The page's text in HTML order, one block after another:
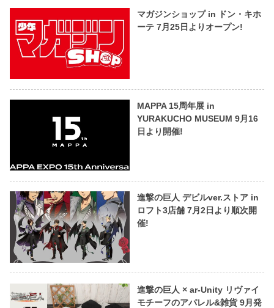
マガジンショップ in ドン・キホ
ーテ 7月25日よりオープン!
MAPPA 15周年展 in
YURAKUCHO MUSEUM 9月16
日より開催!
進撃の巨人 デビルver.ストア in
ロフト3店舗 7月2日より順次開
催!
進撃の巨人 × ar-Unity リヴァイ
モチーフのアパレル&雑貨 9月発